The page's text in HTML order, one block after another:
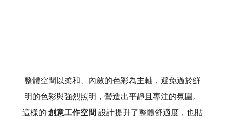
整體空間以柔和、內斂的色彩為主軸，避免過於鮮
明的色彩與強烈照明，營造出平靜且專注的氛圍。
這樣的 創意工作空間 設計提升了整體舒適度，也貼